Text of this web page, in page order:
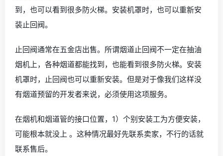
到，也可以看到很多防火梯。安装机罩时，也可以重新安
装止回阀。
止回阀通常在五金店出售。所谓烟道止回阀不一定在抽油
烟机上，各种烟道都能找到，也能看到很多防火梯。安装
机罩时，止回阀也可以重新安装。但是对于像我们这样没
有烟道预留的开发者来说，必须使用这项服务。
在烟机和烟道管的接口位置，1）个别安装工为方便安装，
可能根本就没上 。这种情况最好先联系卖家，不行的话就
联系售后。